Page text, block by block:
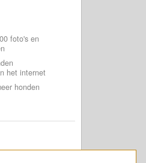
foto's en
het internet
honden